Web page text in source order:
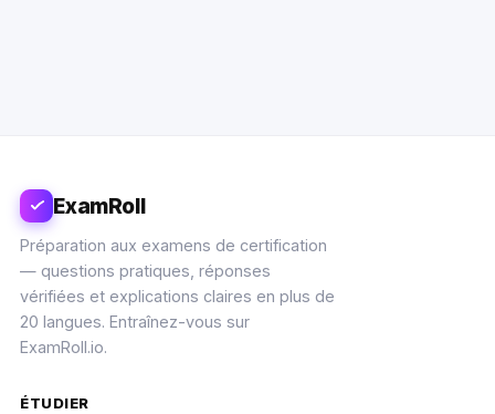
ExamRoll
Préparation aux examens de certification
— questions pratiques, réponses
vérifiées et explications claires en plus de
20 langues. Entraînez-vous sur
ExamRoll.io.
ÉTUDIER